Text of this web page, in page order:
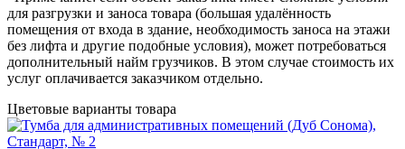
для разгрузки и заноса товара (большая удалённость
помещения от входа в здание, необходимость заноса на этажи
без лифта и другие подобные условия), может потребоваться
дополнительный найм грузчиков. В этом случае стоимость их
услуг оплачивается заказчиком отдельно.
Цветовые варианты товара